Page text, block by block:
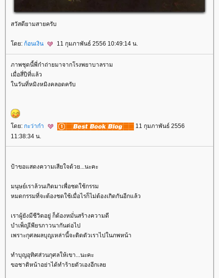
สวัสดียามสายครับ
ดย: ก้อนเงิน 11 กุมภาพันธ์ 2556 10:49:14 น.
ภาพชุดนี้พี่ก๋าถ่ายมาจากโรงพยาบาลราม
เมื่อสี่ปีที่แล้ว
นวันที่หมิงหมิงคลอดครับ
ดย: กะว่าก๋า
11 กุมภาพันธ์ 2556
11:38:34 น.
ป้าขอแสดงความเสียใจด้วย...นะคะ
มนุษย์เราล้วนเกิดมาเพื่อชดใช้กรรม
หมดกรรมที่จะต้องชดใช้เมื่อไรก็ไม่ต้องเกิดกันอีกแล้ว
เราผู้ยังมีชีวิตอยู่ ก็ต้องหมั่นสร้างความดี
บำเพ็ญเีพียรภาวนากันต่อไป
เพราะกุศลผลบุญเหล่านี้จะติดตัวเราไปในภพหน้า
ทำบุญอุทิศส่วนกุศลให้เขา...นะคะ
ขอชาติหน้าอย่าได้ทำร้ายตัวเองอีกเล